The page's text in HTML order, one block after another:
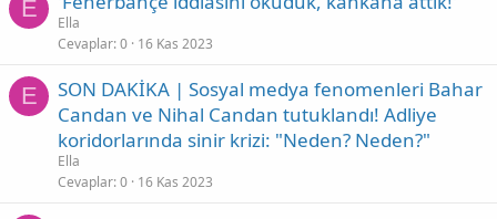
E
Ella
Cevaplar 0 16 Kas 2023
E
SON DAKİKA | Sosyal medya fenomenleri Bahar
Candan ve Nihal Candan tutuklandı! Adliye
koridorlarında sinir krizi: "Neden? Neden?"
Ella
Cevaplar 0 16 Kas 2023